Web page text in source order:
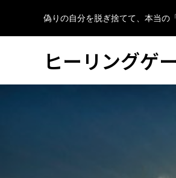
偽りの自分を脱ぎ捨てて、本当の
ヒーリングゲ